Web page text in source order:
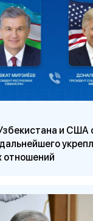
и США
отношений